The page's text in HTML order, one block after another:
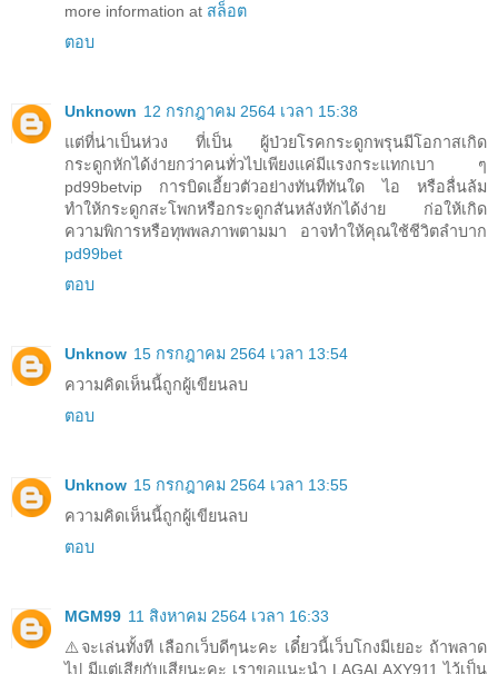
more information at สล็อต
ตอบ
Unknown 12 กรกฎาคม 2564 เวลา 15:38
แต่ที่น่าเป็นห่วง ที่เป็น ผู้ป่วยโรคกระดูกพรุนมีโอกาสเกิด
กระดูกหักได้ง่ายกว่าคนทั่วไปเพียงแค่มีแรงกระแทกเบา ๆ
pd99betvip การบิดเอี้ยวตัวอย่างทันทีทันใด ไอ หรือลื่นล้ม
ทำให้กระดูกสะโพกหรือกระดูกสันหลังหักได้ง่าย ก่อให้เกิด
ความพิการหรือทุพพลภาพตามมา อาจทำให้คุณใช้ชีวิตลำบาก
pd99bet
ตอบ
Unknow 15 กรกฎาคม 2564 เวลา 13:54
ความคิดเห็นนี้ถูกผู้เขียนลบ
ตอบ
Unknow 15 กรกฎาคม 2564 เวลา 13:55
ความคิดเห็นนี้ถูกผู้เขียนลบ
ตอบ
MGM99 11 สิงหาคม 2564 เวลา 16:33
⚠️จะเล่นทั้งที เลือกเว็บดีๆนะคะ เดี๋ยวนี้เว็บโกงมีเยอะ ถ้าพลาด
ไป มีแต่เสียกับเสียนะคะ เราขอแนะนำ LAGALAXY911 ไว้เป็น